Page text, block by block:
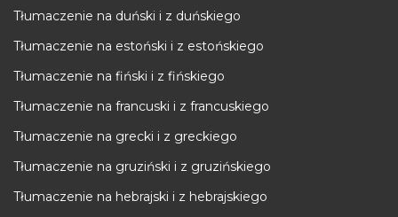
Tłumaczenie na duński i z duńskiego
Tłumaczenie na estoński i z estońskiego
Tłumaczenie na fiński i z fińskiego
Tłumaczenie na francuski i z francuskiego
Tłumaczenie na grecki i z greckiego
Tłumaczenie na gruziński i z gruzińskiego
Tłumaczenie na hebrajski i z hebrajskiego